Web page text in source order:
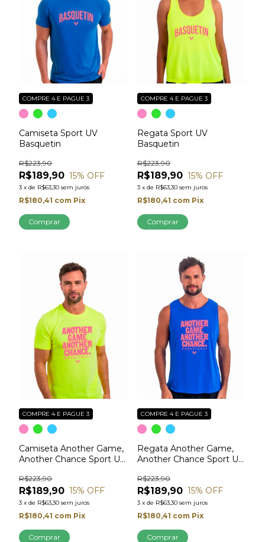
Camiseta Sport UV
Basquetin
R$189,90
R$223,90
15% OFF
3 x de R$63,30 sem juros
COMPRE 4 E PAGUE 3
R$180,41 com Pix
Comprar
Regata Sport UV
Basquetin
R$189,90
R$223,90
15% OFF
3 x de R$63,30 sem juros
COMPRE 4 E PAGUE 3
R$180,41 com Pix
Comprar
Camiseta Another Game,
Another Chance Sport UV
R$189,90
R$223,90
15% OFF
3 x de R$63,30 sem juros
COMPRE 4 E PAGUE 3
R$180,41 com Pix
Comprar
Regata Another Game,
Another Chance Sport UV
R$189,90
R$223,90
15% OFF
3 x de R$63,30 sem juros
COMPRE 4 E PAGUE 3
R$180,41 com Pix
Comprar